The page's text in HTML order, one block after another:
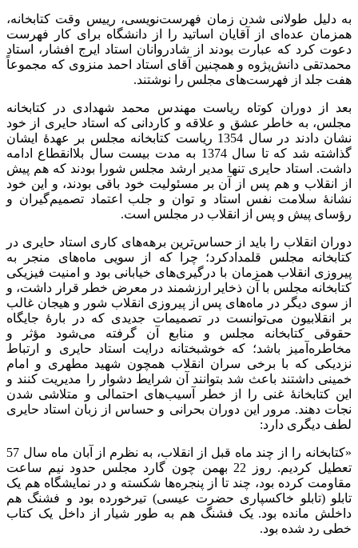
به دلیل طولانی شدن زمان فهرست‌نویسی، رییس وقت کتابخانه،
همزمان عده‌ای از آقایان اساتید را از دانشگاه برای کار فهرست
دعوت کرد که عبارت بودند از شادروانان استاد ایرج افشار، استاد
محمدتقی دانش‌پژوه و همچنین آقای استاد احمد منزوی که مجموعاً
هفت جلد از فهرست‌های مجلس را نوشتند.
بعد از دوران کوتاه ریاست مهندس محمد شهدادی در کتابخانه
مجلس، به خاطر عشق و علاقه و کاردانی که استاد حایری از خود
نشان دادند در سال 1354 ریاست کتابخانه مجلس بر عهدۀ ایشان
گذاشته شد که تا سال 1374 به مدت بیست سال بلاانقطاع ادامه
داشت. استاد حایری تنها مدیر ارشد مجلس شورا بودند که هم پیش
از انقلاب و هم پس از آن بر مسئولیت خود باقی بودند، و این خود
نشانۀ سلامت نفس استاد و توان و جلب اعتماد تصمیم‌گیران و
رؤسای پیش و پس از انقلاب در مجلس است.
دوران انقلاب را باید از حساس‌ترین برهه‌های کاری استاد حایری در
کتابخانه مجلس قلمدادکرد؛ چرا که از سویی ماه‌های منجر به
پیروزی انقلاب همزمان با درگیری‌های خیابانی بود و امنیت فیزیکی
کتابخانه مجلس با آن ذخایر ارزشمند در معرض خطر قرار داشت، و
از سوی دیگر در ماه‌های پس از پیروزی انقلاب شور و هیجان غالب
بر انقلابیون می‌توانست در تصمیمات جدیدی که در بارۀ جایگاه
حقوقی کتابخانه مجلس و منابع آن گرفته می‌شود مؤثر و
مخاطره‌آمیز باشد؛ که خوشبختانه درایت استاد حایری و ارتباط
نزدیکی که با برخی سران انقلاب همچون شهید مطهری و امام
خمینی داشتند باعث شد بتوانند آن شرایط دشوار را مدیریت کنند و
این کتابخانۀ غنی را از خطر آسیب‌های احتمالی و متلاشی شدن
نجات دهند. مرور این دوران بحرانی و حساس از زبان استاد حایری
لطف دیگری دارد:
«کتابخانه را از چند ماه قبل از انقلاب، به نظرم از آبان ماه سال 57
تعطیل کردیم. روز 22 بهمن چون گارد مجلس حدود نیم ساعت
مقاومت کرده بود، چند تا از پنجره‌ها شکسته و در نمایشگاه هم یک
تابلو (تابلو خاکسپاری حضرت عیسی) تیرخورده بود و فشنگ هم
داخلش مانده بود. یک فشنگ هم به طور شیار از داخل یک کتاب
خطی رد شده بود.